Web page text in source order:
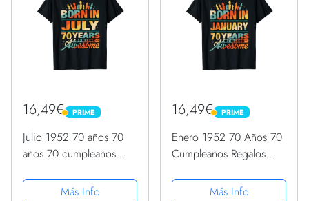
16,49€ PRIME
PRIME
Julio 1952 70 años 70
años 70 cumpleaños
CamisetaMás Info
16,49€ PRIME
PRIME
Enero 1952 70 Años 70
Cumpleaños Regalos
Más Info